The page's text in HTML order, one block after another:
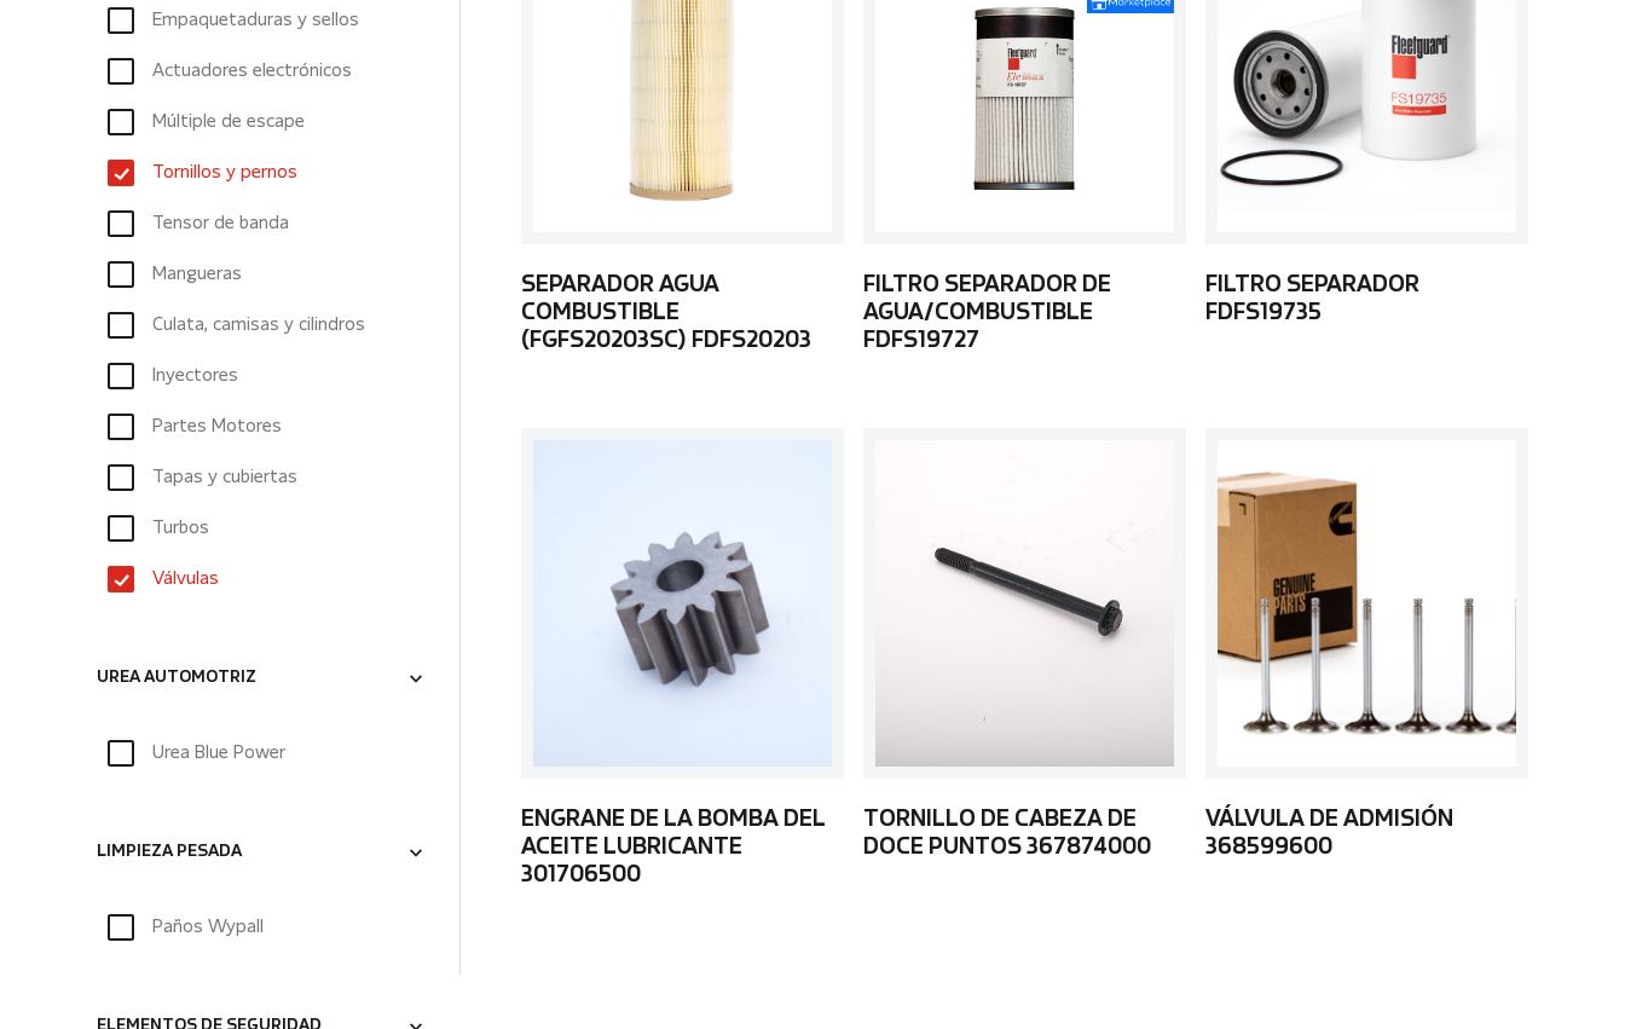
Empaquetaduras y sellos
Actuadores electrónicos
Múltiple de escape
Tornillos y pernos
Tensor de banda
Mangueras
Culata, camisas y cilindros
Inyectores
Partes Motores
Tapas y cubiertas
Turbos
Válvulas
UREA AUTOMOTRIZ
Urea Blue Power
LIMPIEZA PESADA
Paños Wypall
SEPARADOR AGUA
COMBUSTIBLE
(FGFS20203SC) FDFS20203
FILTRO SEPARADOR DE
AGUA/COMBUSTIBLE
FDFS19727
FILTRO SEPARADOR
FDFS19735
ENGRANE DE LA BOMBA DEL
ACEITE LUBRICANTE
301706500
TORNILLO DE CABEZA DE
DOCE PUNTOS 367874000
VÁLVULA DE ADMISIÓN
368599600